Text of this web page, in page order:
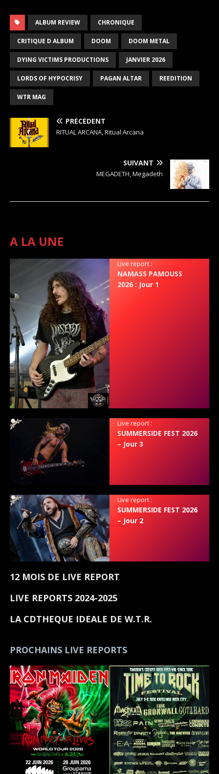
ALBUM REVIEW CHRONIQUE
CRITIQUE D ALBUM DOOM DOOM METAL
DYING VICTIMS PRODUCTIONS JANVIER 2026
LORDS OF HYPOCRISY PAGAN ALTAR REEDITION
WTR MAG
PRÉCÉDENT
RITUAL ARCANA, Ritual Arcana
SUIVANT
MEGADETH, Megadeth
A LA UNE
Live report :
NAMASS PAMOUSS
2026 : Jour 1
Live report :
SUMMERSIDE FEST 2026
– Jour 3
Live report :
SUMMERSIDE FEST 2026
– Jour 2
12 MOIS DE LIVE REPORT
LIVE REPORTS 2024-2025
LA CDTHEQUE IDEALE DE W.T.R.
PROCHAINS LIVE REPORTS